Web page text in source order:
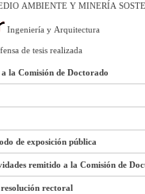
AMBIENTE Y MINERÍA
Ingeniería y Arquitectura
de tesis realizada
la Comisión de Doctorado
de exposición pública
remitido a la Comisión de
rectoral